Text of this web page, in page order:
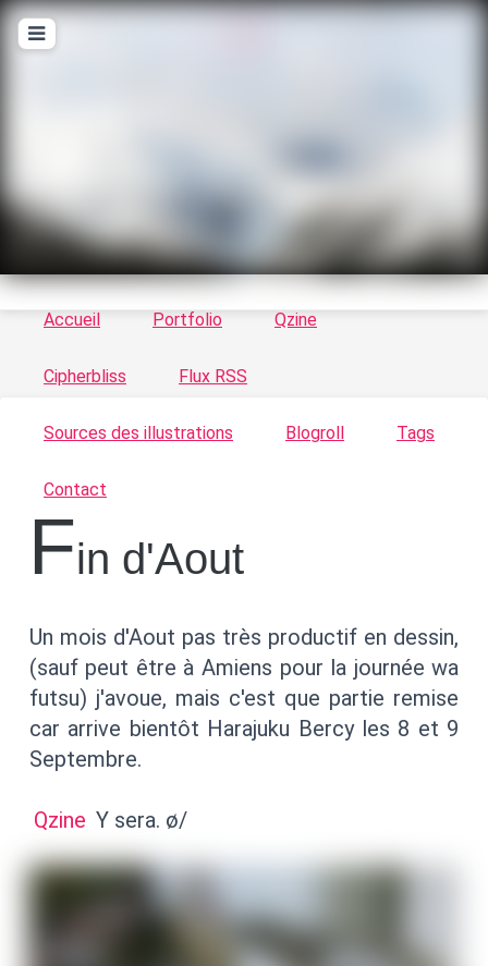
Le vortex à chats - Illustrations, trucs en tout
genre par Tykayn
Accueil Portfolio Qzine
Cipherbliss Flux RSS
Sources des illustrations Blogroll Tags
Contact
Fin d'Aout
Un mois d'Aout pas très productif en dessin,
(sauf peut être à Amiens pour la journée wa
futsu) j'avoue, mais c'est que partie remise
car arrive bientôt Harajuku Bercy les 8 et 9
Septembre.
Qzine Y sera. ø/